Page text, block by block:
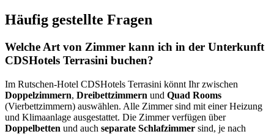
Häufig gestellte Fragen
Welche Art von Zimmer kann ich in der Unterkunft
CDSHotels Terrasini buchen?
Im Rutschen-Hotel CDSHotels Terrasini könnt Ihr zwischen
Doppelzimmern, Dreibettzimmern und Quad Rooms
(Vierbettzimmern) auswählen. Alle Zimmer sind mit einer Heizung
und Klimaanlage ausgestattet. Die Zimmer verfügen über
Doppelbetten und auch separate Schlafzimmer sind, je nach